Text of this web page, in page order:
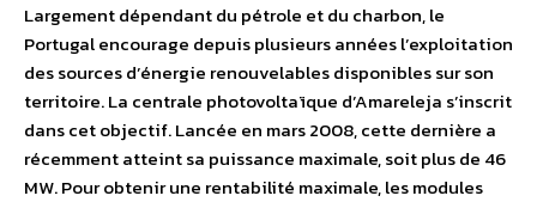
Largement dépendant du pétrole et du charbon, le
Portugal encourage depuis plusieurs années l’exploitation
des sources d’énergie renouvelables disponibles sur son
territoire. La centrale photovoltaïque d’Amareleja s’inscrit
dans cet objectif. Lancée en mars 2008, cette dernière a
récemment atteint sa puissance maximale, soit plus de 46
MW. Pour obtenir une rentabilité maximale, les modules